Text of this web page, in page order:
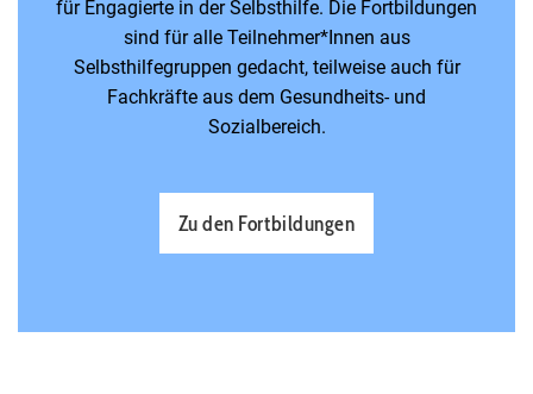
für Engagierte in der Selbsthilfe. Die Fortbildungen
sind für alle Teilnehmer*Innen aus
Selbsthilfegruppen gedacht, teilweise auch für
Fachkräfte aus dem Gesundheits- und
Sozialbereich.
Zu den Fortbildungen